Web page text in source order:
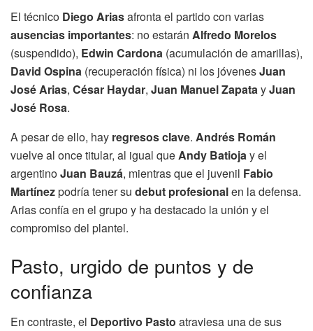
El técnico Diego Ariasafronta el partido con varias
ausencias importantes: no estarán Alfredo Morelos
(suspendido), Edwin Cardona (acumulación de amarillas),
David Ospina (recuperación física) ni los jóvenesJuan
José Arias, César Haydar, Juan Manuel ZapatayJuan
José Rosa.
A pesar de ello, hay regresos clave. Andrés Román
vuelve al once titular, al igual queAndy Batiojay el
argentinoJuan Bauzá, mientras que el juvenil Fabio
Martínezpodría tener su debut profesionalen la defensa.
Arias confía en el grupo y ha destacado la unión y el
compromiso del plantel.
Pasto, urgido de puntos y de
confianza
En contraste, el Deportivo Pasto atraviesa una de sus